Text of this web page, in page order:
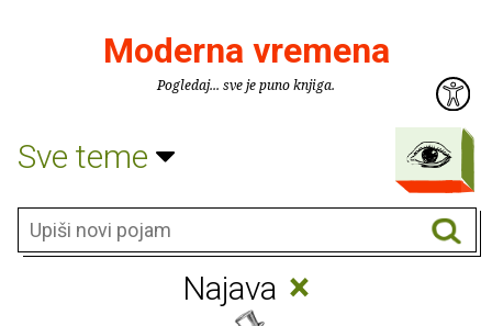
Moderna vremena
Pogledaj... sve je puno knjiga.
Sve teme
Najava ×